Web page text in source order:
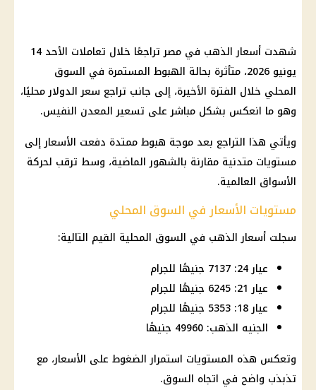
شهدت أسعار الذهب في مصر تراجعًا خلال تعاملات الأحد 14
يونيو 2026، متأثرة بحالة الهبوط المستمرة في السوق
المحلي خلال الفترة الأخيرة، إلى جانب تراجع سعر الدولار محليًا،
وهو ما انعكس بشكل مباشر على تسعير المعدن النفيس.
ويأتي هذا التراجع بعد موجة هبوط ممتدة دفعت الأسعار إلى
مستويات متدنية مقارنة بالشهور الماضية، وسط ترقب لحركة
الأسواق العالمية.
مستويات الأسعار في السوق المحلي
سجلت أسعار الذهب في السوق المحلية القيم التالية:
عيار 24: 7137 جنيهًا للجرام
عيار 21: 6245 جنيهًا للجرام
عيار 18: 5353 جنيهًا للجرام
الجنيه الذهب: 49960 جنيهًا
وتعكس هذه المستويات استمرار الضغوط على الأسعار، مع
تذبذب واضح في اتجاه السوق.